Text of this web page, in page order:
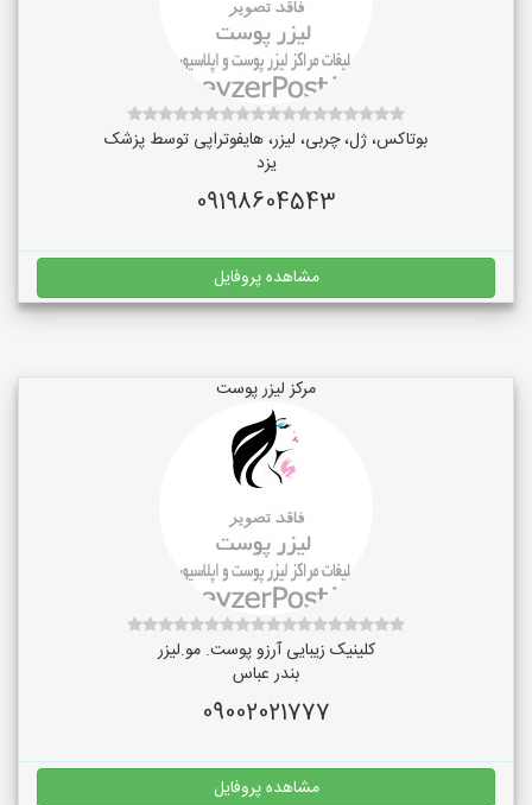
بوتاکس، ژل، چربی، لیزر، هایفوتراپی توسط پزشک
یزد
09198604543
مشاهده پروفایل
مرکز لیزر پوست
کلینیک زیبایی آرزو پوست. مو.لیزر
بندر عباس
09002021777
مشاهده پروفایل